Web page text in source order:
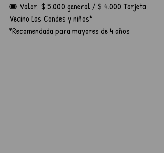
🎟️ Valor: $ 5.000 general / $ 4.000 Tarjeta
Vecino Las Condes y niños*
*Recomendada para mayores de 4 años